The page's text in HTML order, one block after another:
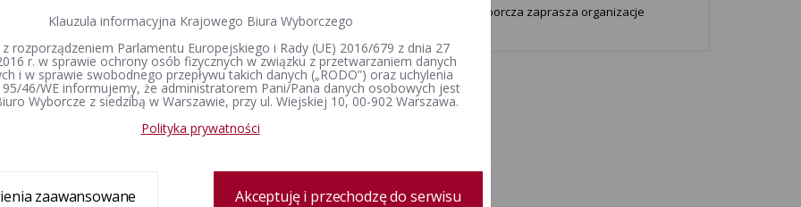
Dzień Wyborów
Państwowa Komisja Wyborcza zaprasza organizacje
1
Klauzula informacyjna Krajowego Biura Wyborczego
rozporządzeniem Parlamentu Europejskiego i Rady (UE) 2016/679 z dnia 27
r. w sprawie ochrony osób fizycznych w związku z przetwarzaniem danych
i w sprawie swobodnego przepływu takich danych („RODO”) oraz uchylenia
46/WE informujemy, że administratorem Pani/Pana danych osobowych jest
Wyborcze z siedzibą w Warszawie, przy ul. Wiejskiej 10, 00-902 Warszawa.
Polityka prywatności
zaawansowane Akceptuję i przechodzę do serwisu